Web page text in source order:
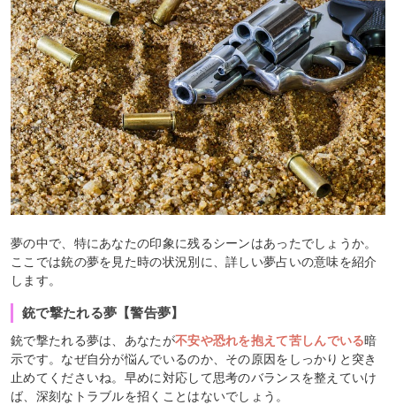
夢の中で、特にあなたの印象に残るシーンはあったでしょうか。
ここでは銃の夢を見た時の状況別に、詳しい夢占いの意味を紹介
します。
銃で撃たれる夢【警告夢】
銃で撃たれる夢は、あなたが不安や恐れを抱えて苦しんでいる暗
示です。なぜ自分が悩んでいるのか、その原因をしっかりと突き
止めてくださいね。早めに対応して思考のバランスを整えていけ
ば、深刻なトラブルを招くことはないでしょう。